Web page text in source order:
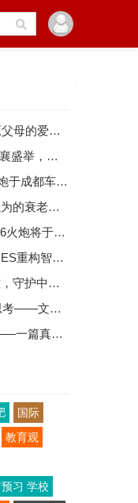
有多硬核？
筑梦未来
展正式预售
“大脑预警”
车展开启预售
出行新体验
的清晰视界
与文旅新时代
对机器的指南
国际
教育观
习 学校